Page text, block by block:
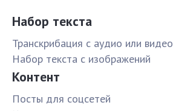
Набор текста
Транскрибация с аудио или видео
Набор текста с изображений
Контент
Посты для соцсетей